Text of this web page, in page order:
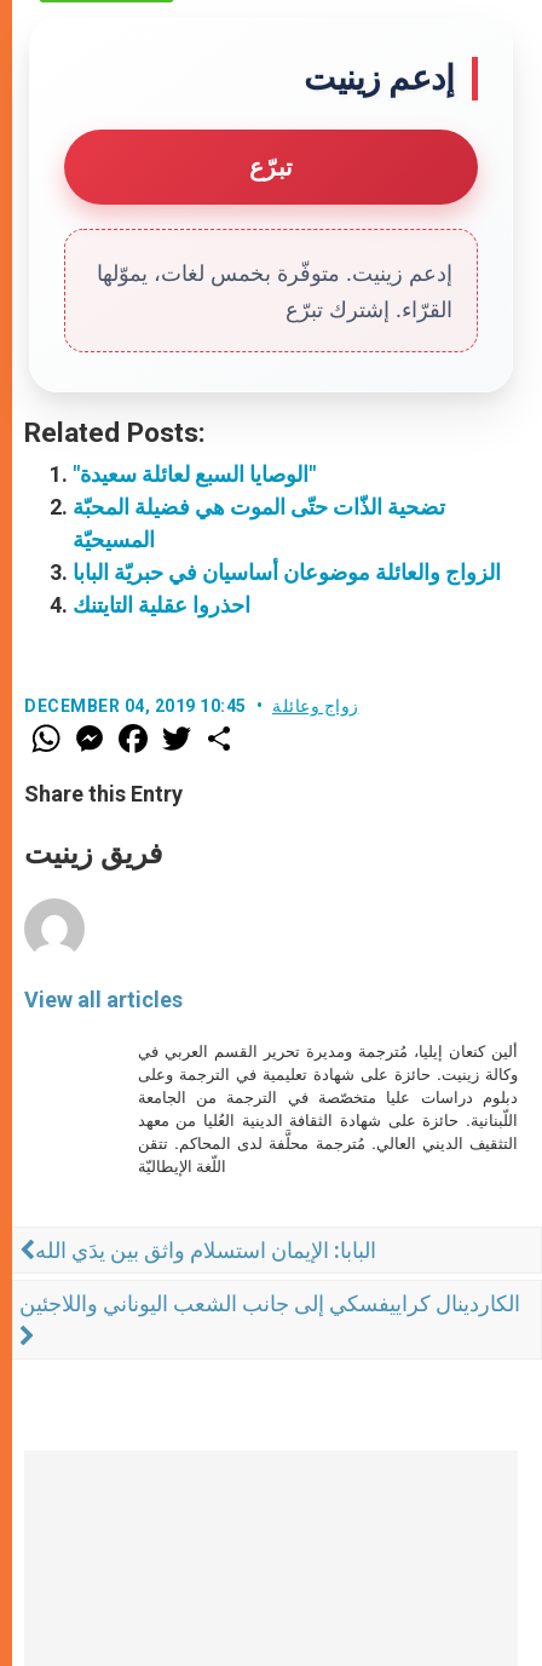
إدعم زينيت
تبرّع
إدعم زينيت. متوفّرة بخمس لغات، يموّلها
القرّاء. إشترك تبرّع
Related Posts:
"الوصايا السبع لعائلة سعيدة"
تضحية الذّات حتّى الموت هي فضيلة المحبّة
المسيحيّة
الزواج والعائلة موضوعان أساسيان في حبريّة البابا
احذروا عقلية التايتنك
DECEMBER 04, 2019 10:45 زواج وعائلة
W
h
t
s
p
p
M
e
s
e
g
e
F
a
e
b
o
k
T
w
Share this Entry
فريق زينيت
View all articles
ألين كنعان إيليا، مُترجمة ومديرة تحرير القسم العربي في
وكالة زينيت. حائزة على شهادة تعليمية في الترجمة وعلى
دبلوم دراسات عليا متخصّصة في الترجمة من الجامعة
اللّبنانية. حائزة على شهادة الثقافة الدينية العُليا من معهد
التثقيف الديني العالي. مُترجمة محلَّفة لدى المحاكم. تتقن
اللّغة الإيطاليّة
البابا: الإيمان استسلام واثق بين يدَي الله
الكاردينال كراييفسكي إلى جانب الشعب اليوناني واللاجئين